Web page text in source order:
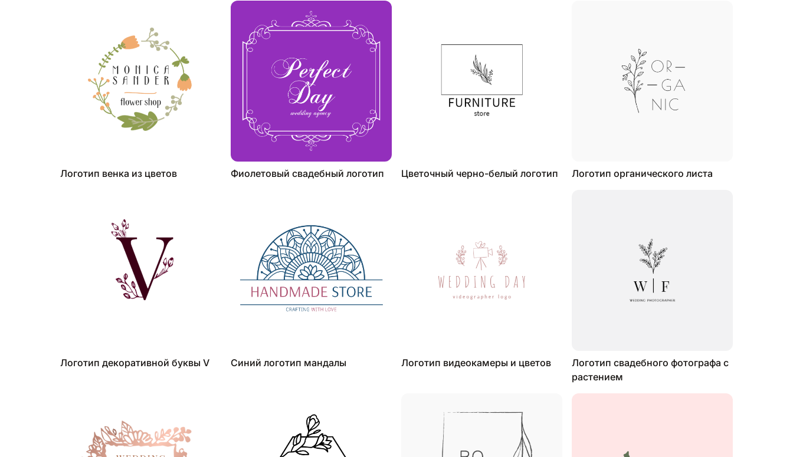
Логотип венка из цветов Фиолетовый свадебный логотип Цветочный черно-белый логотип Логотип органического листа
Логотип декоративной буквы V Синий логотип мандалы Логотип видеокамеры и цветов
Логотип свадебного фотографа с
растением